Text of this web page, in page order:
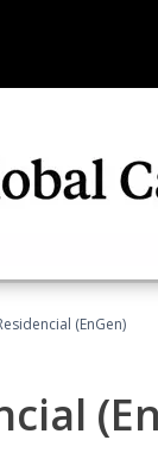
(EnGen)